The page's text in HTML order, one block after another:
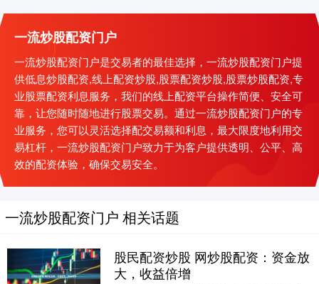
一流炒股配资门户
一流炒股配资门户是交易者的最佳选择，一流炒股配资门户提
供低息炒股配资,线上配资炒股,股票配资炒股,股票炒股配资,专
业股票配资利息服务，我们的线上配资平台操作简便、安全可
靠，让您随时随地进行股票交易。通过一流炒股配资门户的专
业服务，您可以灵活选择配交易额和利息，最大限度地利用交
易杠杆，一流炒股配资门户致力于为客户提供透明、公平、高
效的配资体验，确保交易安全。
一流炒股配资门户 相关话题
股民配资炒股 网炒股配资：资金放
大，收益倍增